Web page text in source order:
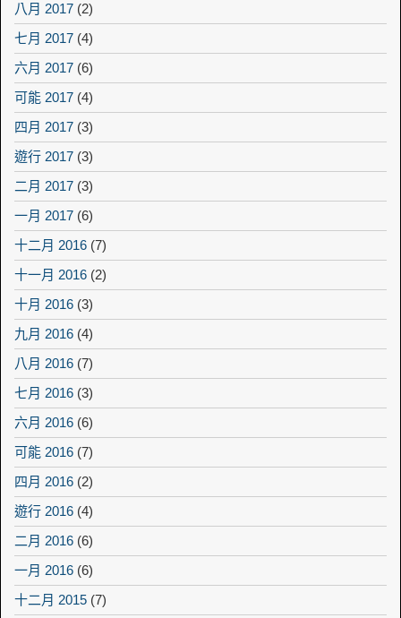
八月 2017 (2)
七月 2017 (4)
六月 2017 (6)
可能 2017 (4)
四月 2017 (3)
遊行 2017 (3)
二月 2017 (3)
一月 2017 (6)
十二月 2016 (7)
十一月 2016 (2)
十月 2016 (3)
九月 2016 (4)
八月 2016 (7)
七月 2016 (3)
六月 2016 (6)
可能 2016 (7)
四月 2016 (2)
遊行 2016 (4)
二月 2016 (6)
一月 2016 (6)
十二月 2015 (7)